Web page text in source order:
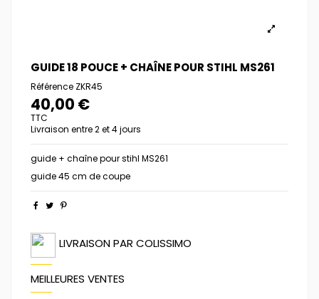
GUIDE 18 POUCE + CHAÎNE POUR STIHL MS261
Référence ZKR45
40,00 €
TTC
Livraison entre 2 et 4 jours
guide + chaîne pour stihl MS261
guide 45 cm de coupe
LIVRAISON PAR COLISSIMO
MEILLEURES VENTES